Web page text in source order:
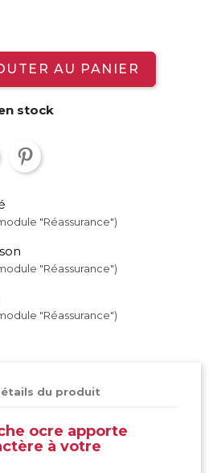
AU PANIER
stock
"Réassurance")
"Réassurance")
"Réassurance")
du produit
ocre apporte
à votre